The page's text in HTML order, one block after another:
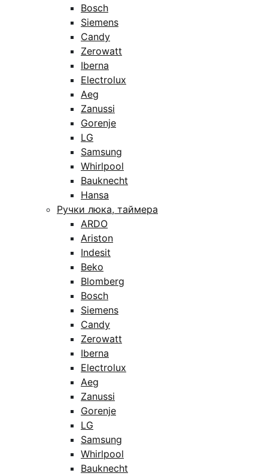
Bosch
Siemens
Candy
Zerowatt
Iberna
Electrolux
Aeg
Zanussi
Gorenje
LG
Samsung
Whirlpool
Bauknecht
Hansa
Ручки люка, таймера
ARDO
Ariston
Indesit
Beko
Blomberg
Bosch
Siemens
Candy
Zerowatt
Iberna
Electrolux
Aeg
Zanussi
Gorenje
LG
Samsung
Whirlpool
Bauknecht